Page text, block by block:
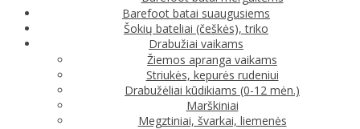
Barefoot batai suaugusiems
Šokių bateliai (češkės), triko
Drabužiai vaikams
Žiemos apranga vaikams
Striukės, kepurės rudeniui
Drabužėliai kūdikiams (0-12 mėn.)
Marškiniai
Megztiniai, švarkai, liemenės